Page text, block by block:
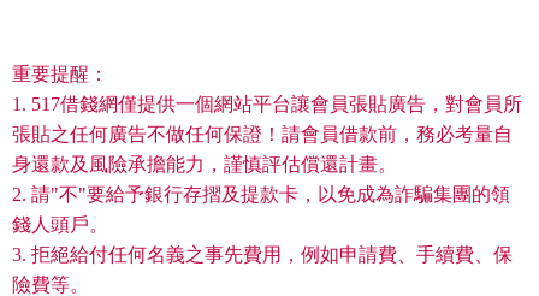
重要提醒：
1. 517借錢網僅提供一個網站平台讓會員張貼廣告，對會員所
張貼之任何廣告不做任何保證！請會員借款前，務必考量自
身還款及風險承擔能力，謹慎評估償還計畫。
2. 請"不"要給予銀行存摺及提款卡，以免成為詐騙集團的領
錢人頭戶。
3. 拒絕給付任何名義之事先費用，例如申請費、手續費、保
險費等。